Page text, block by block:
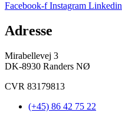
Facebook-f Instagram Linkedin
Adresse
Mirabellevej 3
DK-8930 Randers NØ
CVR 83179813
(+45) 86 42 75 22